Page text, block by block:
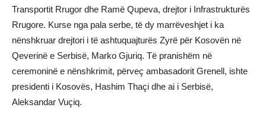
Transportit Rrugor dhe Ramë Qupeva, drejtor i Infrastrukturës
Rrugore. Kurse nga pala serbe, të dy marrëveshjet i ka
nënshkruar drejtori i të ashtuquajturës Zyrë për Kosovën në
Qeverinë e Serbisë, Marko Gjuriq. Të pranishëm në
ceremoninë e nënshkrimit, përveç ambasadorit Grenell, ishte
presidenti i Kosovës, Hashim Thaçi dhe ai i Serbisë,
Aleksandar Vuçiq.